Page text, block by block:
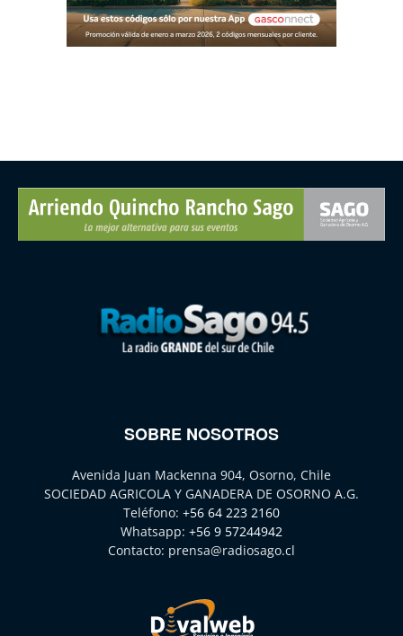
SOBRE NOSOTROS
Avenida Juan Mackenna 904, Osorno, Chile
SOCIEDAD AGRICOLA Y GANADERA DE OSORNO A.G.
Teléfono: +56 64 223 2160
Whatsapp: +56 9 57244942
Contacto: prensa@radiosago.cl